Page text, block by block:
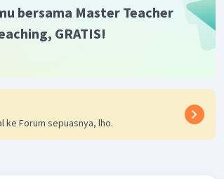
bersama Master Teacher
GRATIS!
ke Forum sepuasnya, lho.